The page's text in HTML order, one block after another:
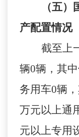
（五
产配置情况
截至上
辆0辆，其
务用车0辆
万元以上通
元以上专用